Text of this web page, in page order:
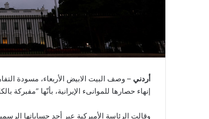
أردني – وصف البيت الابيض الأربعاء، مسودة
إنهاء حصارها للموانىء الإيرانية، بأنّها “مفبركة
وقالت الرئاسة الأميركية عبر أحد حساباتها